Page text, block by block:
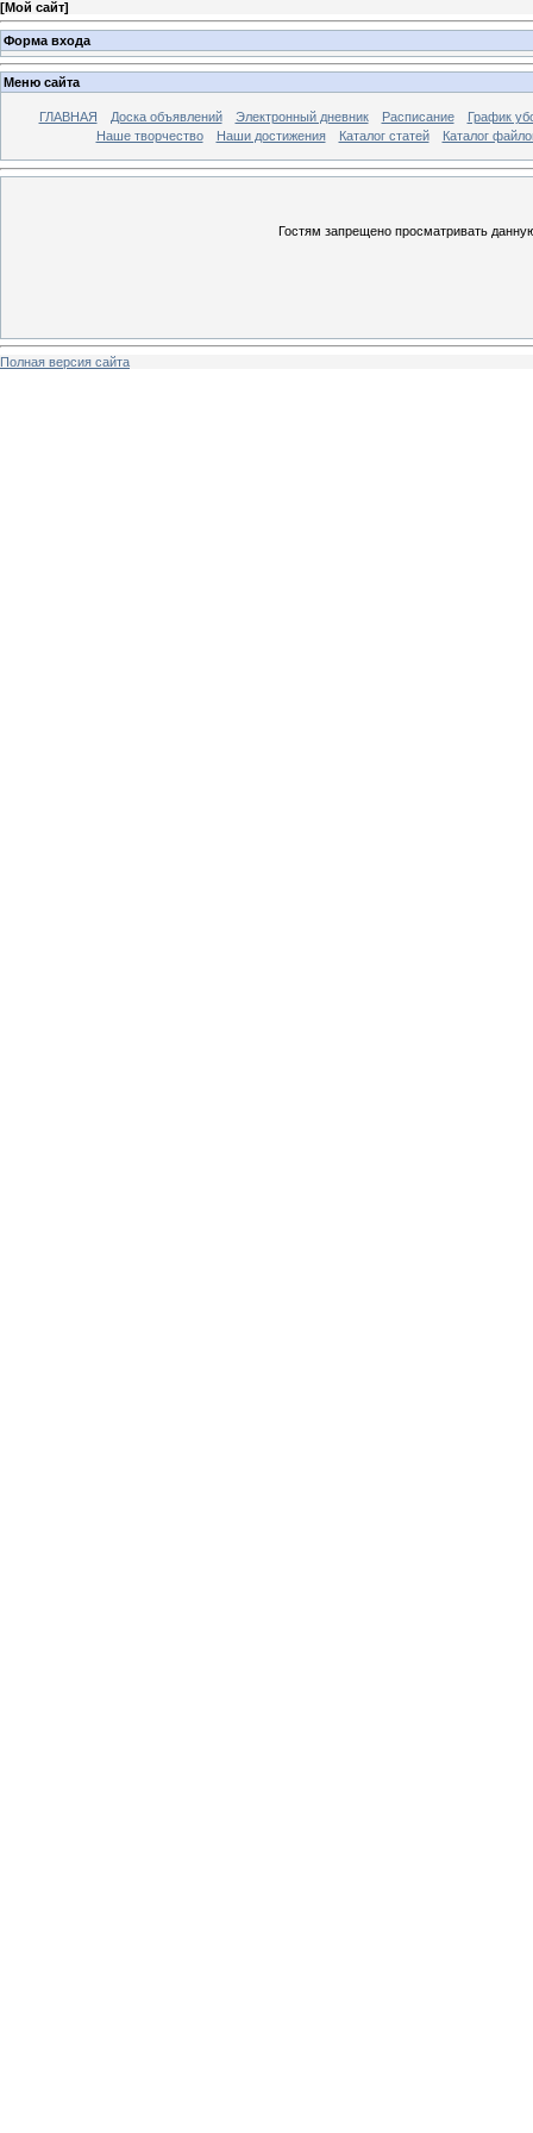
[Мой сайт]
Форма входа
Меню сайта
ГЛАВНАЯ Доска объявлений Электронный дневник Расписание
График
Наше творчество
Наши достижения Каталог статей Каталог
Гостям запрещено просматривать
Полная версия сайта